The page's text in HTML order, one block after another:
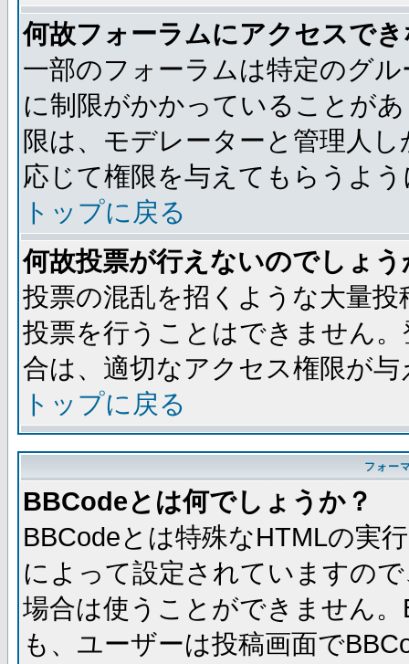
何故フォーラムにアクセスで
一部のフォーラムは特定のグ
に制限がかかっていることが
限は、モデレーターと管理人
応じて権限を与えてもらうよ
トップに戻る
何故投票が行えないのでしょう
投票の混乱を招くような大量
投票を行うことはできません
合は、適切なアクセス権限が
トップに戻る
フォー
BBCodeとは何でしょうか？
BBCodeとは特殊なHTMLの実
によって設定されていますの
場合は使うことができません
も、ユーザーは投稿画面で